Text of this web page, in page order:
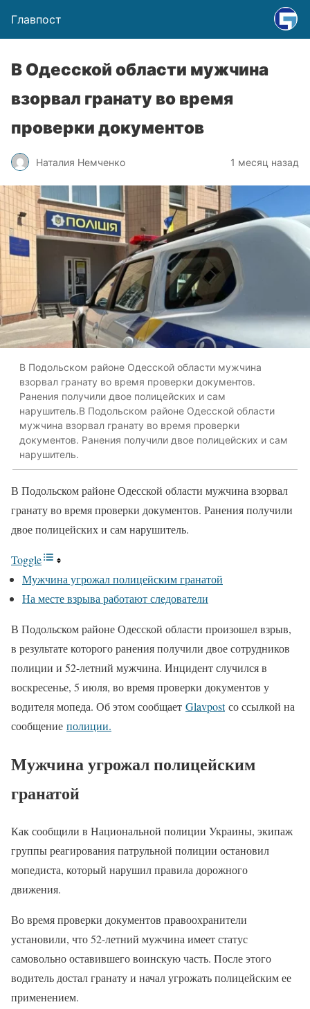
Главпост
В Одесской области мужчина
взорвал гранату во время
проверки документов
Наталия Немченко 1 месяц назад
В Подольском районе Одесской области мужчина
взорвал гранату во время проверки документов.
Ранения получили двое полицейских и сам
нарушитель.В Подольском районе Одесской области
мужчина взорвал гранату во время проверки
документов. Ранения получили двое полицейских и сам
нарушитель.
В Подольском районе Одесской области мужчина взорвал
гранату во время проверки документов. Ранения получили
двое полицейских и сам нарушитель.
Toggle
Мужчина угрожал полицейским гранатой
На месте взрыва работают следователи
В Подольском районе Одесской области произошел взрыв,
в результате которого ранения получили двое сотрудников
полиции и 52-летний мужчина. Инцидент случился в
воскресенье, 5 июля, во время проверки документов у
водителя мопеда. Об этом сообщает Glavpostсо ссылкой на
сообщение полиции.
Мужчина угрожал полицейским
гранатой
Как сообщили в Национальной полиции Украины, экипаж
группы реагирования патрульной полиции остановил
мопедиста, который нарушил правила дорожного
движения.
Во время проверки документов правоохранители
установили, что 52-летний мужчина имеет статус
самовольно оставившего воинскую часть. После этого
водитель достал гранату и начал угрожать полицейским ее
применением.